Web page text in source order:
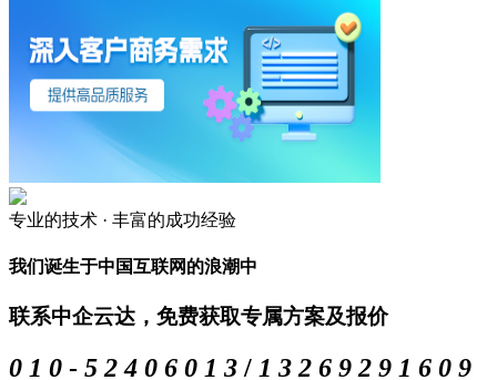
专业的技术 · 丰富的成功经验
我们诞生于中国互联网的浪潮中
联系中企云达，免费获取专属方案及报价
0 1 0 - 5 2 4 0 6 0 1 3 / 1 3 2 6 9 2 9 1 6 0 9